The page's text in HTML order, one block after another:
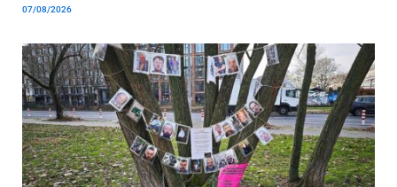
07/08/2026